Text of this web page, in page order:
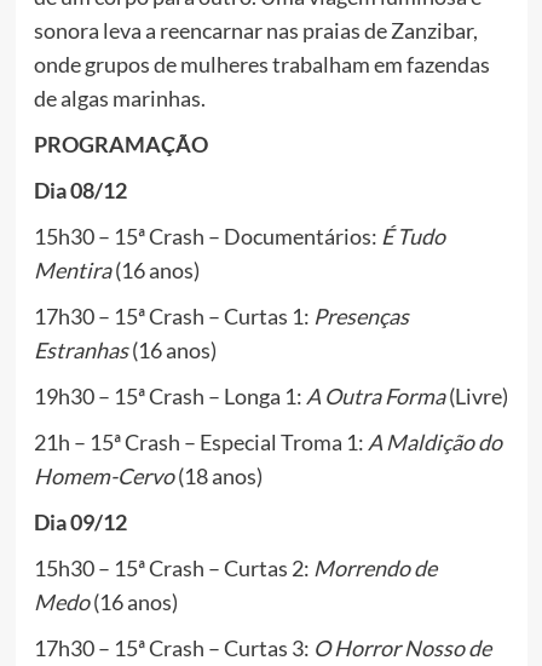
sonora leva a reencarnar nas praias de Zanzibar,
onde grupos de mulheres trabalham em fazendas
de algas marinhas.
PROGRAMAÇÃO
Dia 08/12
15h30 – 15ª Crash – Documentários: É Tudo
Mentira(16 anos)
17h30 – 15ª Crash – Curtas 1: Presenças
Estranhas(16 anos)
19h30 – 15ª Crash – Longa 1: A Outra Forma(Livre)
21h – 15ª Crash – Especial Troma 1: A Maldição do
Homem-Cervo(18 anos)
Dia 09/12
15h30 – 15ª Crash – Curtas 2: Morrendo de
Medo(16 anos)
17h30 – 15ª Crash – Curtas 3: O Horror Nosso de